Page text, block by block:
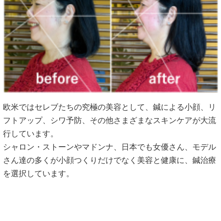
欧米ではセレブたちの究極の美容として、鍼による小顔、リ
フトアップ、シワ予防、その他さまざまなスキンケアが大流
行しています。
シャロン・ストーンやマドンナ、日本でも女優さん、モデル
さん達の多くが小顔つくりだけでなく美容と健康に、鍼治療
を選択しています。